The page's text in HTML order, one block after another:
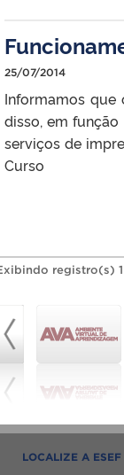
25/07/2014
Informamos que
disso, em
serviços de
Curso
registro(s)
LOCALIZE A ESEF